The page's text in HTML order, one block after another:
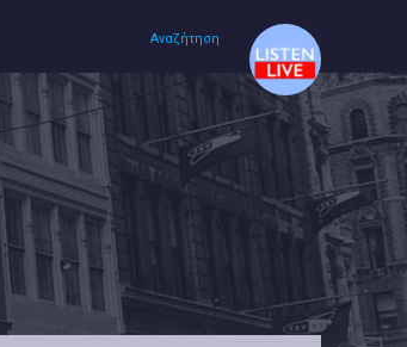
Αναζήτηση
Αρχική
Πολιτισμός